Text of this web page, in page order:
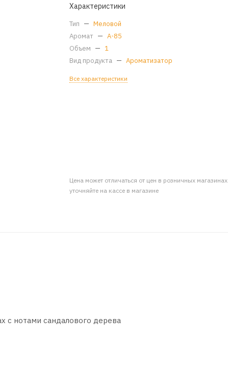
Характеристики
Тип — Меловой
Аромат — A-85
Объем — 1
Вид продукта — Ароматизатор
Все характеристики
Цена может отличаться от цен в розничных
уточняйте на кассе в магазине
с нотами сандалового дерева